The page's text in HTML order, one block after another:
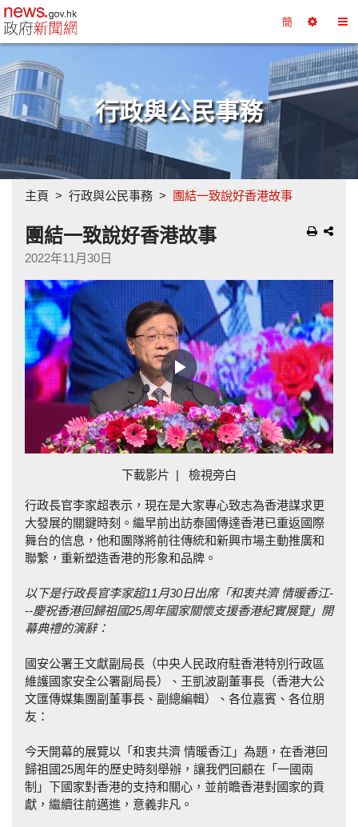
政府新聞網主頁 簡
擇
工
具
換
目
錄
行政與公民事務
主頁 行政與公民事務 團結一致說好香港故事
團結一致說好香港故事
2022年11月30日
Play
Video
下載影片 | 檢視旁白
行政長官李家超表示，現在是大家專心致志為香港謀求更
大發展的關鍵時刻。繼早前出訪泰國傳達香港已重返國際
舞台的信息，他和團隊將前往傳統和新興市場主動推廣和
聯繫，重新塑造香港的形象和品牌。
以下是行政長官李家超11月30日出席「和衷共濟 情暖香江-
--慶祝香港回歸祖國25周年國家關懷支援香港紀實展覽」開
幕典禮的演辭：
國安公署王文獻副局長（中央人民政府駐香港特別行政區
維護國家安全公署副局長）、王凱波副董事長（香港大公
文匯傳媒集團副董事長、副總編輯）、各位嘉賓、各位朋
友：
今天開幕的展覽以「和衷共濟 情暖香江」為題，在香港回
歸祖國25周年的歷史時刻舉辦，讓我們回顧在「一國兩
制」下國家對香港的支持和關心，並前瞻香港對國家的貢
獻，繼續往前邁進，意義非凡。